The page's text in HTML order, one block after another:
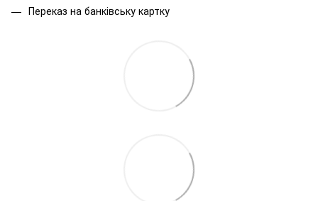
Переказ на банківську картку